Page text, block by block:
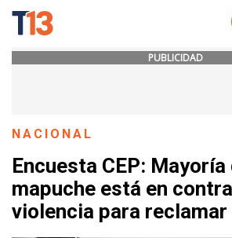
PUBLICIDAD
NACIONAL
Encuesta CEP:
mapuche está en
violencia para